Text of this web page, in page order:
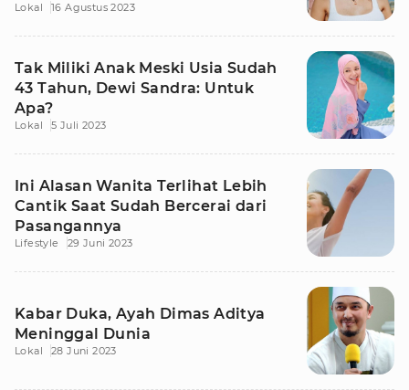
Lokal 16 Agustus 2023
Tak Miliki Anak Meski Usia Sudah
43 Tahun, Dewi Sandra: Untuk
Apa?
Lokal 5 Juli 2023
Ini Alasan Wanita Terlihat Lebih
Cantik Saat Sudah Bercerai dari
Pasangannya
Lifestyle 29 Juni 2023
Kabar Duka, Ayah Dimas Aditya
Meninggal Dunia
Lokal 28 Juni 2023